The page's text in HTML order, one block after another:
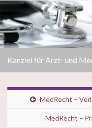
Kanzlei für Arzt- und
MedRecht –
MedRecht –